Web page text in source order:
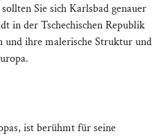
Sie sich Karlsbad genauer
in der Tschechischen Republik
ihre malerische Struktur und
ist berühmt für seine